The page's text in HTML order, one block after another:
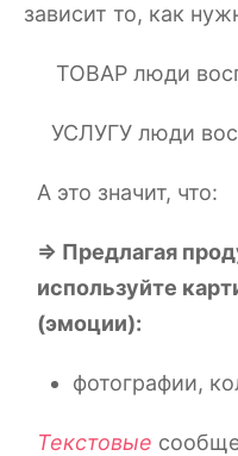
зависит то, как
ТОВАР люди
УСЛУГУ люди
А это значит, что:
=> Предлагая
используйте
(эмоции):
фотографии,
Текстовые